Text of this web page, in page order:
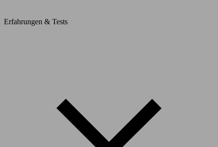
Erfahrungen & Tests